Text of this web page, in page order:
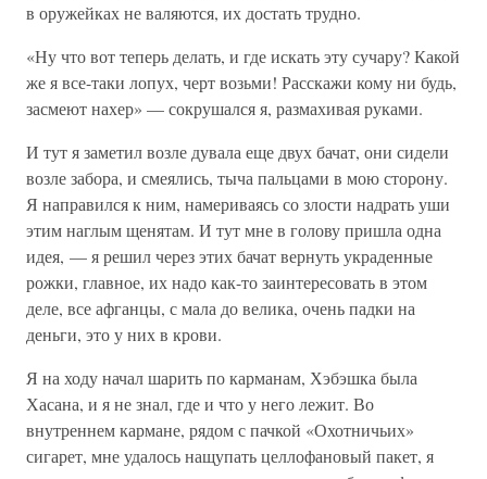
в оружейках не валяются, их достать трудно.
«Ну что вот теперь делать, и где искать эту сучару? Какой
же я все-таки лопух, черт возьми! Расскажи кому ни будь,
засмеют нахер» — сокрушался я, размахивая руками.
И тут я заметил возле дувала еще двух бачат, они сидели
возле забора, и смеялись, тыча пальцами в мою сторону.
Я направился к ним, намериваясь со злости надрать уши
этим наглым щенятам. И тут мне в голову пришла одна
идея, — я решил через этих бачат вернуть украденные
рожки, главное, их надо как-то заинтересовать в этом
деле, все афганцы, с мала до велика, очень падки на
деньги, это у них в крови.
Я на ходу начал шарить по карманам, Хэбэшка была
Хасана, и я не знал, где и что у него лежит. Во
внутреннем кармане, рядом с пачкой «Охотничьих»
сигарет, мне удалось нащупать целлофановый пакет, я